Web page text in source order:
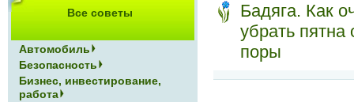
Бадяга. Как
убрать пятна
поры
Все советы
Автомобиль
Безопасность
Бизнес, инвестирование,
работа